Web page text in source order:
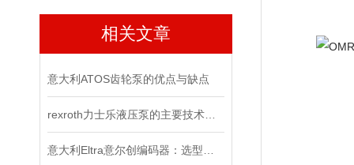
相关文章
意大利ATOS齿轮泵的优点与缺点